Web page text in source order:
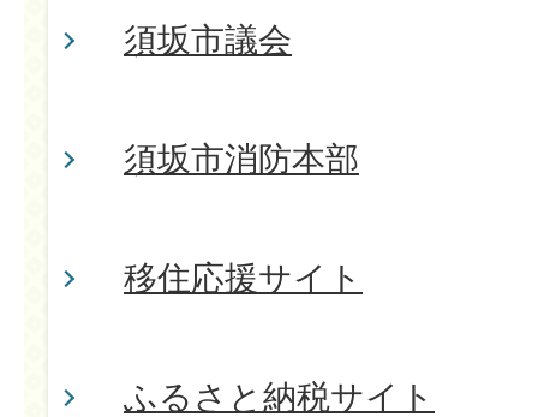
須坂市議会
須坂市消防本部
移住応援サイト
ふるさと納税サイト